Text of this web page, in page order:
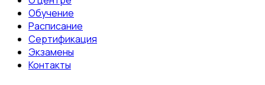
Обучение
Расписание
Сертификация
Экзамены
Контакты